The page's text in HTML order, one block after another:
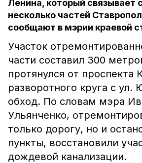
Ленина, который связывает
несколько частей
сообщают в мэрии краевой
Участок
части составил 300
протянулся от проспекта
разворотного круга с ул.
обход. По словам мэра
Ульянченко,
только дорогу, но и
пункты, восстановили
дождевой канализации.